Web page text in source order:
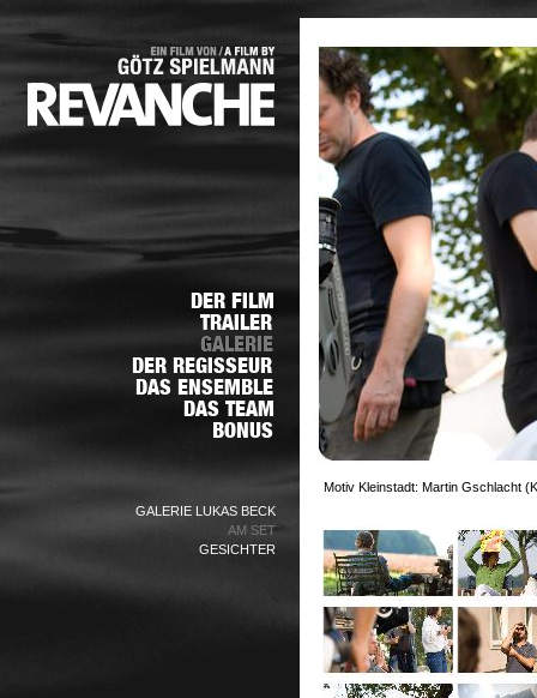
GALERIE LUKAS BECK
AM SET
GESICHTER
Motiv Kleinstadt: Martin Gschlacht